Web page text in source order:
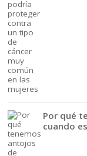
Por qué
cuando